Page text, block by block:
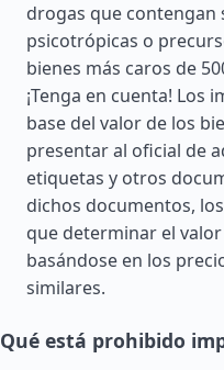
drogas que contengan
psicotrópicas o
bienes más caros de
¡Tenga en cuenta! Los
base del valor de los
presentar al oficial de
etiquetas y otros
dichos documentos,
que determinar el
basándose en los
similares.
Qué está prohibido